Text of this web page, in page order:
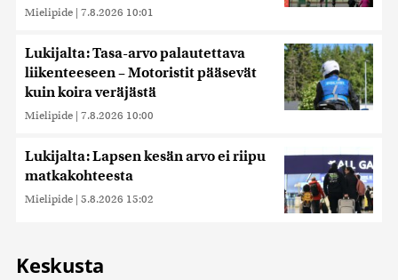
Mielipide | 7.8.2026 10:01
Lukijalta: Tasa-arvo palautettava
liikenteeseen – Motoristit pääsevät
kuin koira veräjästä
Mielipide | 7.8.2026 10:00
Lukijalta: Lapsen kesän arvo ei riipu
matkakohteesta
Mielipide | 5.8.2026 15:02
Keskusta